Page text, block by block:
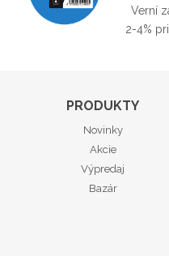
Verní
2-4%
PRODUKTY
Novinky
Akcie
Výpredaj
Bazár